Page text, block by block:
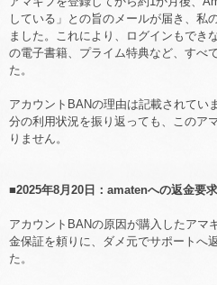
している」との旨のメールが届き、私
ました。これにより、ログインもでき
の電子書籍、プライム特典など、すべ
た。
アカウントBANの理由は記載されてい
分の利用状況を振り返っても、このア
りません。
■2025年8月20日：amatenへの返金要求
アカウントBANの原因が購入したアマ
金保証を頼りに、ダメ元でサポートへ
た。